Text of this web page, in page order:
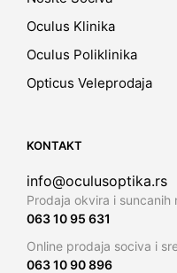
Oculus Klinika
Oculus Poliklinika
Opticus Veleprodaja
KONTAKT
info@oculusoptika.rs
Prodaja okvira i suncanih
063 10 95 631
Online prodaja sociva i
063 10 90 896